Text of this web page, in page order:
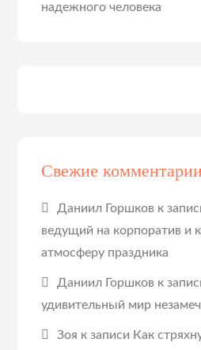
надежного человека
Свежие комментарии
Даниил Горшков к
ведущий на корпоратив и
атмосферу праздника
Даниил Горшков к
удивительный мир
Зоя к записи Как